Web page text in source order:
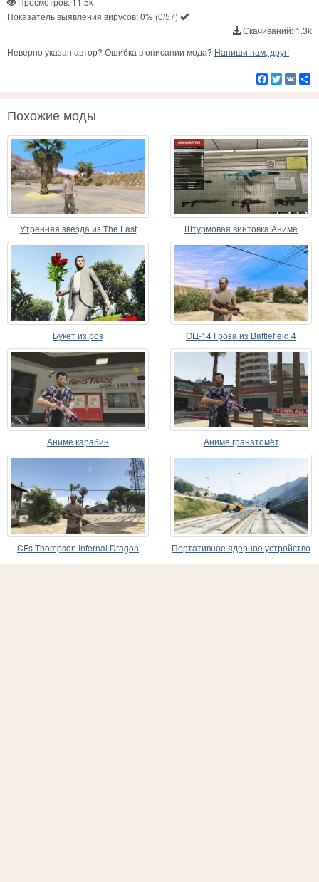
Показатель выявления вирусов:0% (0/57)
Скачиваний: 1.3k
Неверно указан автор? Ошибка в описании мода? Напиши нам, друг!
Facebook
Twitter
VK
Похожие моды
Утренняя звезда из The Last
Remnant
Штурмовая винтовка Аниме
Букет из роз ОЦ-14 Гроза из Battlefield 4
Аниме карабин Аниме гранатомёт
CFs Thompson Infernal Dragon Портативное ядерное устройство